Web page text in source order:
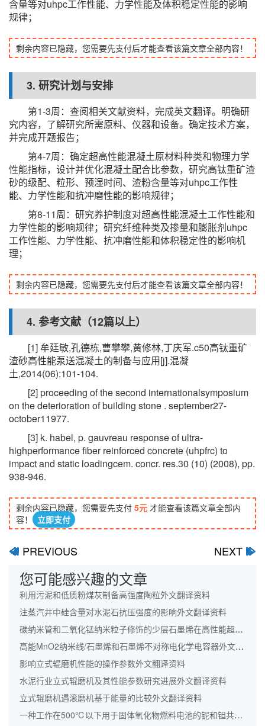
含量等对uhpc工作性能、力学性能及体积稳定性能的影响
规律；
剩余内容已隐藏，您需要先支付后才能查看该篇文章全部内容！
3. 研究计划与安排
第1-3周：查阅相关文献资料，完成英文翻译。明确研
究内容，了解研究所需原料、仪器和设备。确定技术方案，
并完成开题报告；
第4-7周：确定超高性能混凝土原材料种类和物理力学
性能指标，设计并优化混凝土配合比参数，研究高钛重矿渣
砂的级配、粒形、预湿时间、渣粉含量等对uhpc工作性
能、力学性能和抗冲磨性能的影响规律；
第8-11周：研究养护制度对超高性能混凝土工作性能和
力学性能的影响规律；研究纤维种类及掺量和膨胀剂uhpc
工作性能、力学性能、抗冲磨性能和体积稳定性的影响机
理；
剩余内容已隐藏，您需要先支付后才能查看该篇文章全部内容！
4. 参考文献（12篇以上）
[1] 牟廷敏,孔德栋,曹攀攀,黄修林,丁庆军.c50高钛重矿
渣砂高性能泵送混凝土的制备与应用[j].混凝
土,2014(06):101-104.
[2] proceeding of the second internationalsymposium
on the deterioration of building stone . september27-
october11977.
[3] k. habel, p. gauvreau response of ultra-
highperformance fiber reinforced concrete (uhpfrc) to
impact and static loadingcem. concr. res.30 (10) (2008), pp.
938-946.
剩余内容已隐藏，您需要先支付 5元 才能查看该篇文章全部内
容！
立即支付
ﰊ PREVIOUS NEXT ﰋ
您可能感兴趣的文章
利用污泥和低质粉煤灰制备高强度陶粒外文翻译资料
注蒸汽井中硅含量对水泥石抗压强度的影响外文翻译资料
碳纳米管和二氧化锰纳米粒子修饰的少层石墨烯在高性能超级电容器中的应用外文翻译资料
高能MnO2纳米线/石墨烯和石墨烯不对称电化学电容器外文翻译资料
影响立式辊磨机性能的操作参数外文翻译资料
水泥行业立式辊磨机及其性能参数研究进展外文翻译资料
立式辊磨机遇滚磨机基于能量的比较外文翻译资料
一种工作在500℃以下用于固体氧化物燃料电池的铌和钽共掺杂钙钛矿阴极外文翻译资料